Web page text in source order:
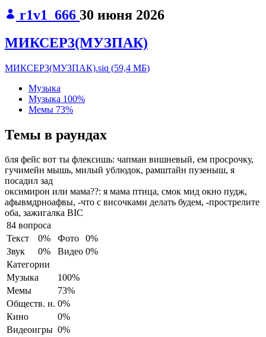
r1v1_666 30 июня 2026
МИКСЕР3(МУЗПАК)
МИКСЕР3(МУЗПАК).siq (59,4 МБ)
Музыка
Музыка 100%
Мемы 73%
Темы в раундах
бля фейс вот ты флексишь: чапман вишневый, ем просрочку,
гучимейн мышь, милый ублюдок, рамштайн пузеныш, я
посадил зад
оксимирон или мама??: я мама птица, смок мид окно пудж,
афывмдрноафвы, -что с височками делать будем, -прострелите
оба, зажигалка BIC
84 вопроса
Текст
0% Фото
0%
Звук
0% Видео 0%
Категории
Музыка
100%
Мемы
73%
Обществ. н. 0%
Кино
0%
Видеоигры 0%